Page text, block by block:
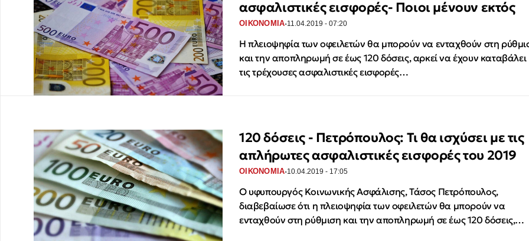
ασφαλιστικές εισφορές- Ποιοι μένουν εκτός
ΟΙΚΟΝΟΜΙΑ·11.04.2019 - 07:20
Η πλειοψηφία των οφειλετών θα μπορούν να ενταχθούν στη
και την αποπληρωμή σε έως 120 δόσεις, αρκεί να έχουν καταβάλει
τις τρέχουσες ασφαλιστικές εισφορές…
120 δόσεις - Πετρόπουλος: Τι θα ισχύσει με τις
απλήρωτες ασφαλιστικές εισφορές του 2019
ΟΙΚΟΝΟΜΙΑ·10.04.2019 - 17:05
Ο υφυπουργός Κοινωνικής Ασφάλισης, Τάσος Πετρόπουλος,
διαβεβαίωσε ότι η πλειοψηφία των οφειλετών θα μπορούν να
ενταχθούν στη ρύθμιση και την αποπληρωμή σε έως 120 δόσεις,…